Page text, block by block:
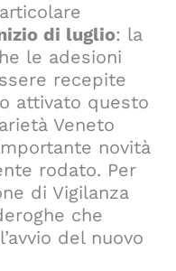
di luglio: la
le adesioni
recepite
attivato questo
Veneto
novità
rodato. Per
di Vigilanza
che
del nuovo